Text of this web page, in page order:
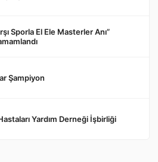
Sporla El Ele Masterler Anı”
Şampiyon
Yardım Derneği İşbirliği